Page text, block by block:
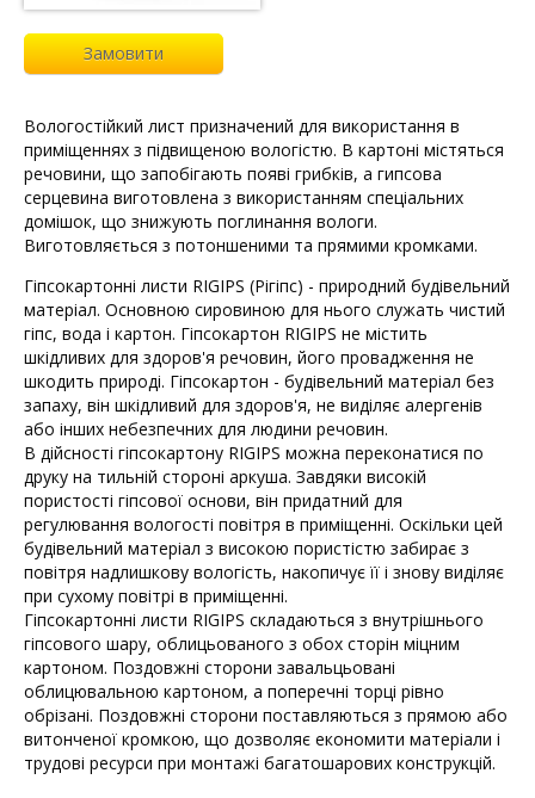
Замовити
Вологостійкий лист призначений для використання в
приміщеннях з підвищеною вологістю. В картоні містяться
речовини, що запобігають появі грибків, а гипсова
серцевина виготовлена з використанням спеціальних
домішок, що знижують поглинання вологи.
Виготовляється з потоншеними та прямими кромками.
Гіпсокартонні листи RIGIPS (Рігіпс) - природний будівельний
матеріал. Основною сировиною для нього служать чистий
гіпс, вода і картон. Гіпсокартон RIGIPS не містить
шкідливих для здоров'я речовин, його провадження не
шкодить природі. Гіпсокартон - будівельний матеріал без
запаху, він шкідливий для здоров'я, не виділяє алергенів
або інших небезпечних для людини речовин.
В дійсності гіпсокартону RIGIPS можна переконатися по
друку на тильній стороні аркуша. Завдяки високій
пористості гіпсової основи, він придатний для
регулювання вологості повітря в приміщенні. Оскільки цей
будівельний матеріал з високою пористістю забирає з
повітря надлишкову вологість, накопичує її і знову виділяє
при сухому повітрі в приміщенні.
Гіпсокартонні листи RIGIPS складаються з внутрішнього
гіпсового шару, облицьованого з обох сторін міцним
картоном. Поздовжні сторони завальцьовані
облицювальною картоном, а поперечні торці рівно
обрізані. Поздовжні сторони поставляються з прямою або
витонченої кромкою, що дозволяє економити матеріали і
трудові ресурси при монтажі багатошарових конструкцій.